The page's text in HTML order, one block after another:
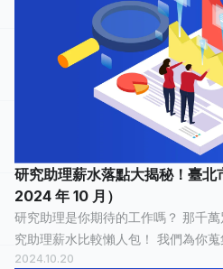
研究助理薪水落點大揭秘！臺
2024 年 10 月）
研究助理是你期待的工作嗎？ 那千萬別錯過，比薪水特別整理的研
究助理薪水比較懶人包！ 我們為你蒐集了過去半年來臺北市研究助
理的薪水情報，有 29 人分享他們最
2024.10.20